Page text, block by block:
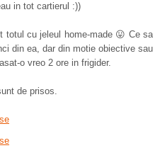
in tot cartierul :))
cu jeleul home-made 😛 Ce sa
din ea, dar din motie obiective sau
o vreo 2 ore in frigider.
de prisos.